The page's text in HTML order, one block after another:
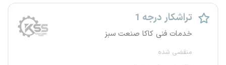
تراشکار درجه 1
خدمات فنی کاکا صنعت سبز
منقضی شده